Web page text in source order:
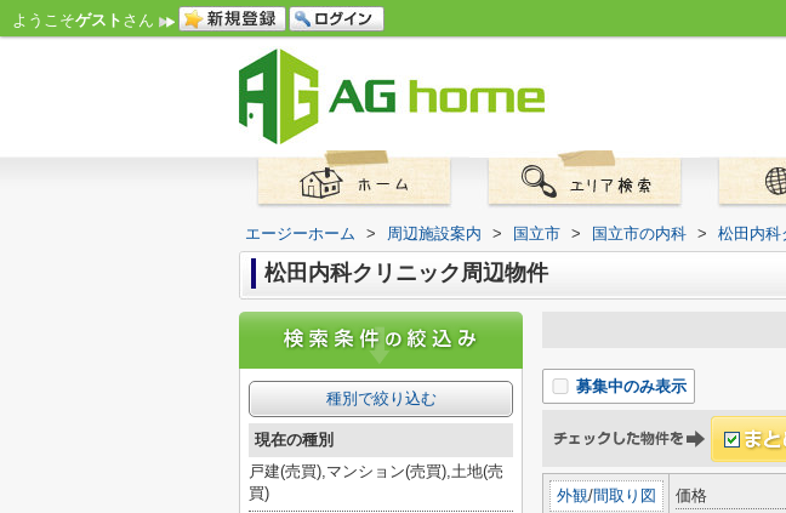
ようこそゲスト さん
エージーホーム > 周辺施設案内 > 国立市 > 国立市の内科 > 松田内科
松田内科クリニック周辺物件
募集中のみ表示
外観/間取り図
価格
種別で絞り込む
現在の種別
戸建(売買),マンション(売買),土地(売
買)